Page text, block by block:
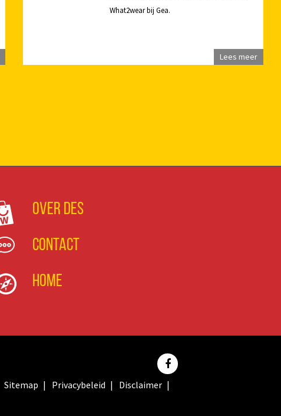
What2wear bij Gea.
Lees meer
Over DES
Contact
Home
Sitemap Privacybeleid
Disclaimer